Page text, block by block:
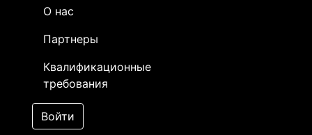
О нас
Партнеры
Квалификационные
требования
Войти
Закупка: Метизы
[Завершен]
Лот №:
АУКЦИОН (покупка
товара)